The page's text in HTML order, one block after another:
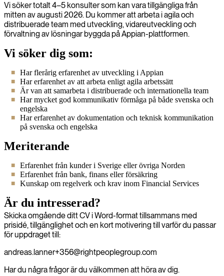
Vi söker totalt 4–5 konsulter som kan vara tillgängliga från
mitten av augusti 2026. Du kommer att arbeta i agila och
distribuerade team med utveckling, vidareutveckling och
förvaltning av lösningar byggda på Appian-plattformen.
Vi söker dig som:
Har flerårig erfarenhet av utveckling i Appian
Har erfarenhet av att arbeta enligt agila arbetssätt
Är van att samarbeta i distribuerade och internationella team
Har mycket god kommunikativ förmåga på både svenska och
engelska
Har erfarenhet av dokumentation och teknisk kommunikation
på svenska och engelska
Meriterande
Erfarenhet från kunder i Sverige eller övriga Norden
Erfarenhet från bank, finans eller försäkring
Kunskap om regelverk och krav inom Financial Services
Är du intresserad?
Skicka omgående ditt CV i Word-format tillsammans med
prisidé, tillgänglighet och en kort motivering till varför du passar
för uppdraget till:
andreas.lanner+356@rightpeoplegroup.com
Har du några frågor är du välkommen att höra av dig.